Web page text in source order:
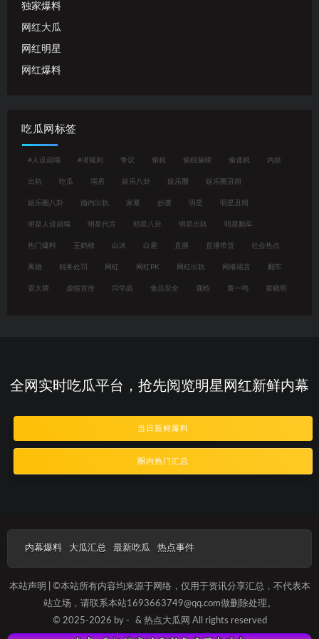
独家爆料
网红大瓜
网红明星
网红爆料
吃瓜网标签
#人设崩塌 #潜规则 争议 偷税 偷税漏税 偷逃税 内娱
出轨 吃瓜 塌房 娱乐八卦 娱乐圈 娱乐圈丑闻
娱乐圈八卦 婚内出轨 家暴 抄袭 明星 明星丑闻
明星人设崩塌 明星代言 明星八卦 明星出轨 明星翻车
热门爆料 王鹤棣 白冰 白鹿 直播 直播带货 社会热点
离婚 税务处罚 网红 网红PK 网红出轨 网络谣言 翻车
耍大牌 虚假宣传 闫学晶 食品安全 鹿晗 黄一鸣 黄晓明
全网实时吃瓜平台，抢先阅览明星网红新鲜内幕
当日新鲜爆料
圈内热门汇总
内幕爆料 大瓜汇总 最新吃瓜 热点事件
本站声明 | ©本站所有内容均来源于网络，仅用于资讯分享汇总，不代表本
站立场，请联系本站1693663749@qq.com做删除处理。
© 2025-2026 by -
& 热点大瓜网 All rights reserved